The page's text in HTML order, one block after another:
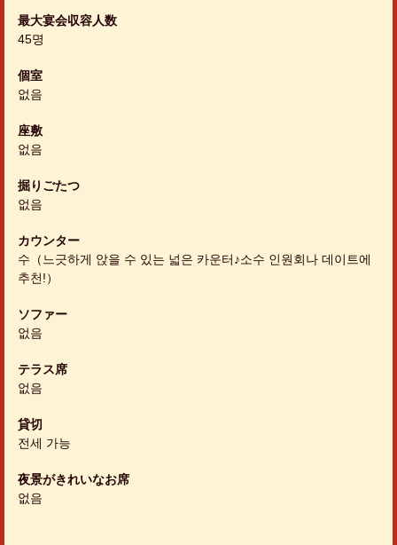
最大宴会収容人数
45명
個室
없음
座敷
없음
掘りごたつ
없음
カウンター
수（느긋하게 앉을 수 있는 넓은 카운터♪소수 인원회나 데이트에
추천!）
ソファー
없음
テラス席
없음
貸切
전세 가능
夜景がきれいなお席
없음